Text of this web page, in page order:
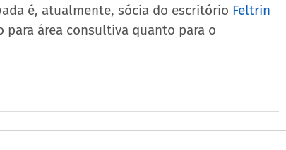
é, atualmente, sócia do escritório Feltrin
área consultiva quanto para o